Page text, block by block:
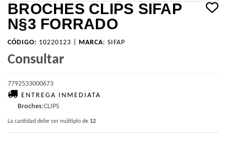
BROCHES CLIPS SIFAP
N§3 FORRADO
CÓDIGO: 10220123 | MARCA: SIFAP
Consultar
7792533000673
ENTREGA INMEDIATA
Broches:CLIPS
La cantidad debe ser múltiplo de 12